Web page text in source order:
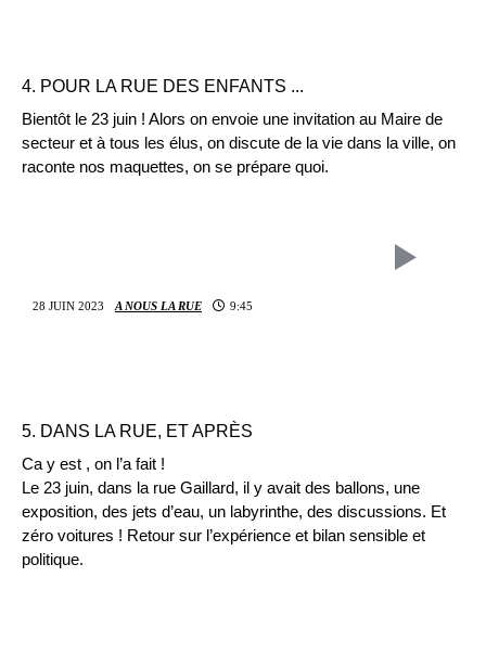
4. POUR LA RUE DES ENFANTS ...
Bientôt le 23 juin ! Alors on envoie une invitation au Maire de
secteur et à tous les élus, on discute de la vie dans la ville, on
raconte nos maquettes, on se prépare quoi.
28 JUIN 2023 A NOUS LA RUE 9:45
5. DANS LA RUE, ET APRÈS
Ca y est , on l’a fait !
Le 23 juin, dans la rue Gaillard, il y avait des ballons, une
exposition, des jets d’eau, un labyrinthe, des discussions. Et
zéro voitures ! Retour sur l’expérience et bilan sensible et
politique.